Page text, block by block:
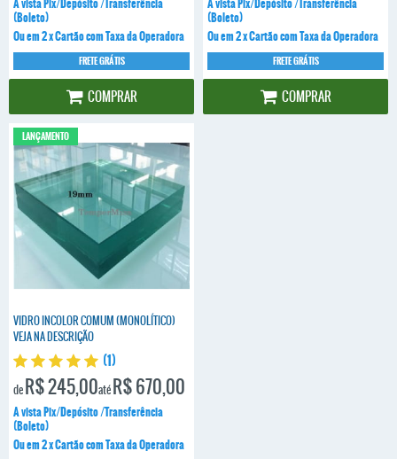
A vista Pix/Depósito /Transferência
(Boleto)
Ou em 2 x Cartão com Taxa da Operadora
FRETE GRÁTIS
COMPRAR
A vista Pix/Depósito /Transferência
(Boleto)
Ou em 2 x Cartão com Taxa da Operadora
FRETE GRÁTIS
COMPRAR
LANÇAMENTO
VIDRO INCOLOR COMUM (MONOLÍTICO)
VEJA NA DESCRIÇÃO
(1)
deR$ 245,00atéR$ 670,00
A vista Pix/Depósito /Transferência
(Boleto)
Ou em 2 x Cartão com Taxa da Operadora